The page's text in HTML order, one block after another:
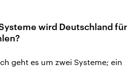
wird Deutschland für
geht es um zwei Systeme; ein